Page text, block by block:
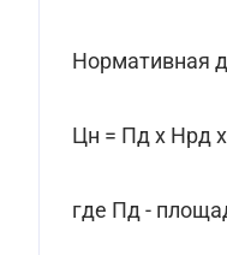
Нормативная
Цн = Пд х Нрд
где Пд -